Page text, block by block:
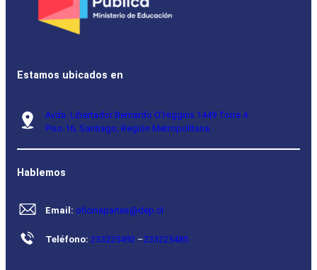
Estamos ubicados en
Avda. Libertador Bernardo O’Higgins 1449 Torre 4
Piso 16, Santiago, Región Metropolitana.
Hablemos
Email: oficinapartes@dep.cl
Teléfono: 233225492 –233225485